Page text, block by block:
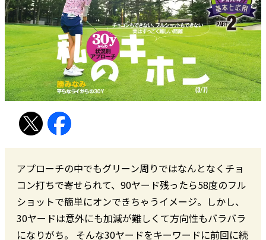
アプローチの中でもグリーン周りではなんとなくチョ
コン打ちで寄せられて、90ヤード残ったら58度のフル
ショットで簡単にオンできちゃうイメージ。しかし、
30ヤードは意外にも加減が難しくて方向性もバラバラ
になりがち。 そんな30ヤードをキーワードに前回に続